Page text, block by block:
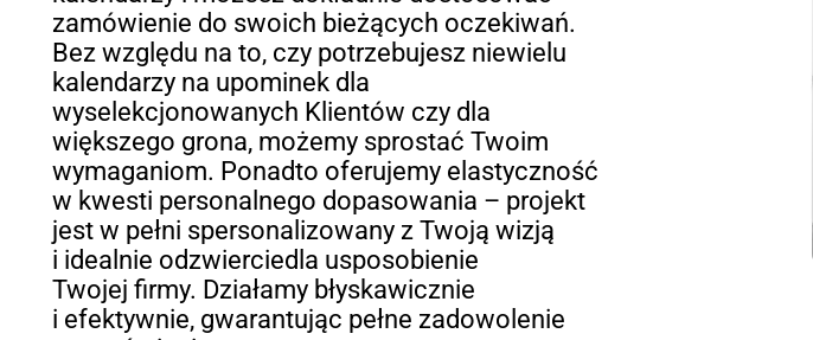
zamówienie do swoich bieżących oczekiwań.
Bez względu na to, czy potrzebujesz niewielu
kalendarzy na upominek dla
wyselekcjonowanych Klientów czy dla
większego grona, możemy sprostać Twoim
wymaganiom. Ponadto oferujemy elastyczność
w kwesti personalnego dopasowania – projekt
jest w pełni spersonalizowany z Twoją wizją
i idealnie odzwierciedla usposobienie
Twojej firmy. Działamy błyskawicznie
i efektywnie, gwarantując pełne zadowolenie